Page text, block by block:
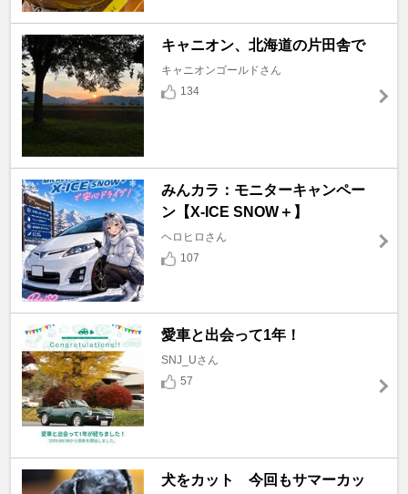
キャニオン、北海道の片田舎で
キャニオンゴールドさん
134
みんカラ：モニターキャンペー
ン【X-ICE SNOW＋】
ヘロヒロさん
107
愛車と出会って1年！
SNJ_Uさん
57
犬をカット 今回もサマーカッ